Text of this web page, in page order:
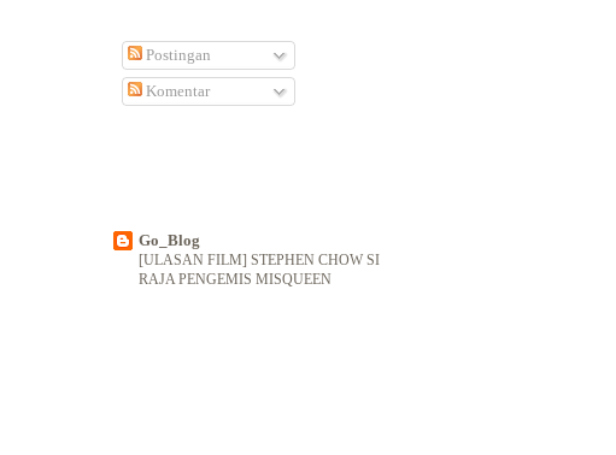
Postingan
Komentar
Go_Blog
[ULASAN FILM] STEPHEN CHOW SI
RAJA PENGEMIS MISQUEEN